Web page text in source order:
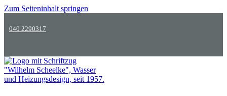
Zum Seiteninhalt springen
040 2290317